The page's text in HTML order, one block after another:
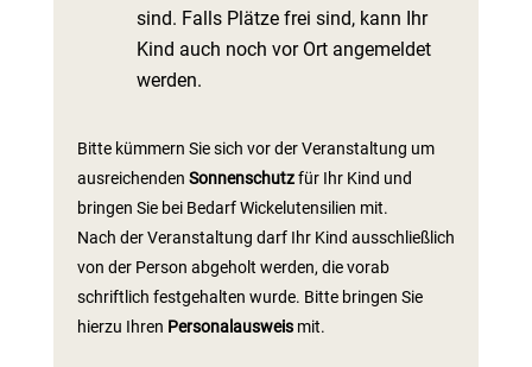
sind. Falls Plätze frei sind, kann Ihr
Kind auch noch vor Ort angemeldet
werden.
Bitte kümmern Sie sich vor der Veranstaltung um
ausreichenden Sonnenschutzfür Ihr Kind und
bringen Sie bei Bedarf Wickelutensilien mit.
Nach der Veranstaltung darf Ihr Kind ausschließlich
von der Person abgeholt werden, die vorab
schriftlich festgehalten wurde. Bitte bringen Sie
hierzu Ihren Personalausweismit.